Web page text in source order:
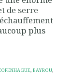
de serre
plus
,BAYROU,